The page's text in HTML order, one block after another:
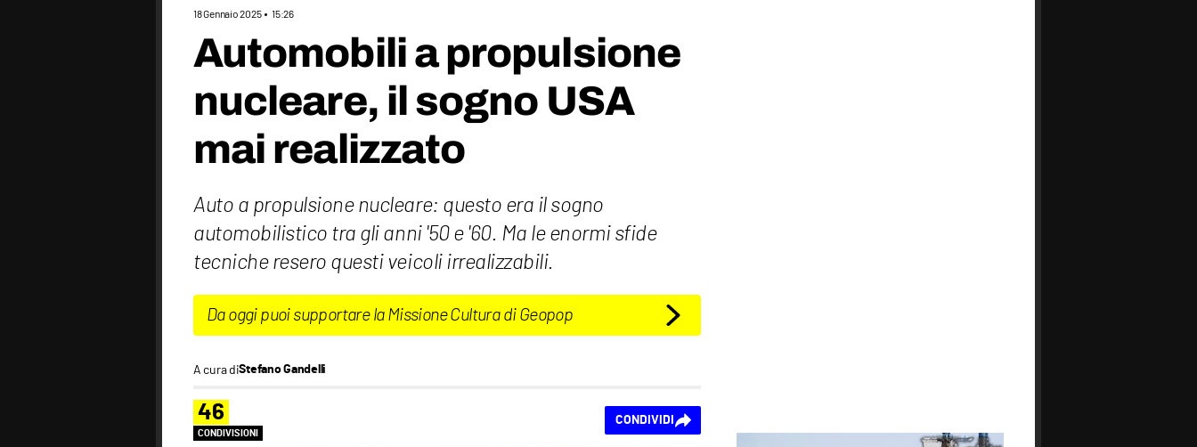
18 Gennaio 2025 15:26
Automobili a propulsione
nucleare, il sogno USA
mai realizzato
Auto a propulsione nucleare: questo era il sogno
automobilistico tra gli anni '50 e '60. Ma le enormi sfide
tecniche resero questi veicoli irrealizzabili.
Da oggi puoi supportare la Missione Cultura di Geopop
A cura diStefano Gandelli
46
CONDIVISIONI
CONDIVIDI